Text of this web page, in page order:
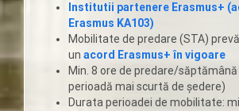
Institutii partenere Erasmus+
Erasmus KA103)
Mobilitate de predare (STA)
un acord Erasmus+ în vigoare
Min. 8 ore de predare/
perioadă mai scurtă de şedere)
Durata perioadei de mobilitate: